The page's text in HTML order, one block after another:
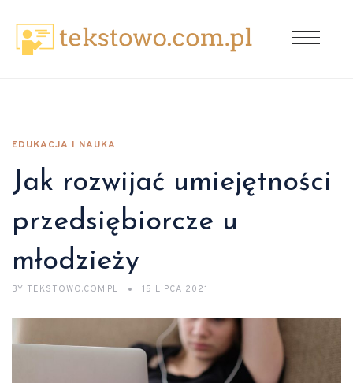
EDUKACJA I NAUKA
Jak rozwijać umiejętności
przedsiębiorcze u
młodzieży
BY TEKSTOWO.COM.PL 15 LIPCA 2021